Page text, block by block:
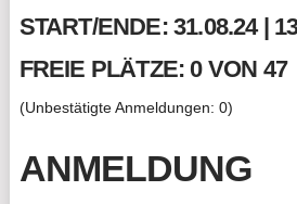
START/ENDE: 31.08.24 |
FREIE PLÄTZE: 0 VON 47
(Unbestätigte Anmeldungen: 0)
ANMELDUNG